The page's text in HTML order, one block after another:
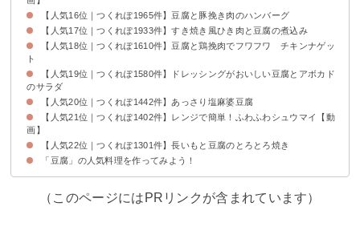
【人気16位｜つくれぽ1965件】豆腐と豚挽き肉のハンバーグ
【人気17位｜つくれぽ1933件】すき焼き風ひき肉と豆腐の煮込み
【人気18位｜つくれぽ1610件】豆腐と鶏挽肉でフワフワ チキンナゲッ
ト
【人気19位｜つくれぽ1580件】ドレッシングがおいしい豆腐とアボカド
のサラダ
【人気20位｜つくれぽ1442件】あっさり塩麻婆豆腐
【人気21位｜つくれぽ1402件】レンジで簡単！ふわふわシュウマイ【動
画】
【人気22位｜つくれぽ1301件】長いもと豆腐のとろとろ焼き
「豆腐」の人気料理を作ってみよう！
（このページにはPRリンクが含まれています）